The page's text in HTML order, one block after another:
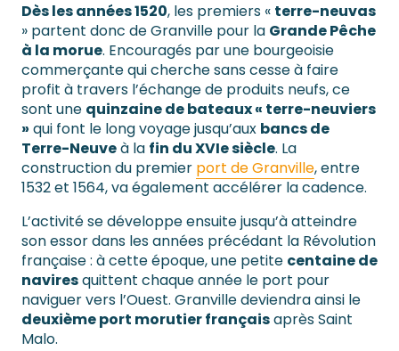
Dès les années 1520, les premiers « terre-neuvas
» partent donc de Granville pour la Grande Pêche
à la morue. Encouragés par une bourgeoisie
commerçante qui cherche sans cesse à faire
profit à travers l’échange de produits neufs, ce
sont une quinzaine de bateaux « terre-neuviers
» qui font le long voyage jusqu’aux bancs de
Terre-Neuveà la fin du XVIe siècle. La
construction du premier port de Granville, entre
1532 et 1564, va également accélérer la cadence.
L’activité se développe ensuite jusqu’à atteindre
son essor dans les années précédant la Révolution
française : à cette époque, une petite centaine de
naviresquittent chaque année le port pour
naviguer vers l’Ouest. Granville deviendra ainsi le
deuxième port morutier françaisaprès Saint
Malo.